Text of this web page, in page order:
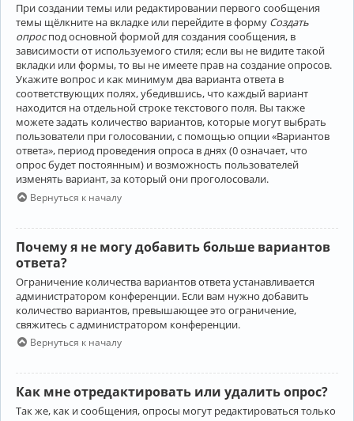
При создании темы или редактировании первого сообщения
темы щёлкните на вкладке или перейдите в форму Создать
опроспод основной формой для создания сообщения, в
зависимости от используемого стиля; если вы не видите такой
вкладки или формы, то вы не имеете прав на создание опросов.
Укажите вопрос и как минимум два варианта ответа в
соответствующих полях, убедившись, что каждый вариант
находится на отдельной строке текстового поля. Вы также
можете задать количество вариантов, которые могут выбрать
пользователи при голосовании, с помощью опции «Вариантов
ответа», период проведения опроса в днях (0 означает, что
опрос будет постоянным) и возможность пользователей
изменять вариант, за который они проголосовали.
Вернуться к началу
Почему я не могу добавить больше вариантов
ответа?
Ограничение количества вариантов ответа устанавливается
администратором конференции. Если вам нужно добавить
количество вариантов, превышающее это ограничение,
свяжитесь с администратором конференции.
Вернуться к началу
Как мне отредактировать или удалить опрос?
Так же, как и сообщения, опросы могут редактироваться только